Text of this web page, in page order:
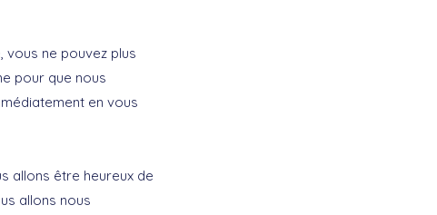
ne pouvez plus
pour que nous
en vous
allons être heureux de
allons nous